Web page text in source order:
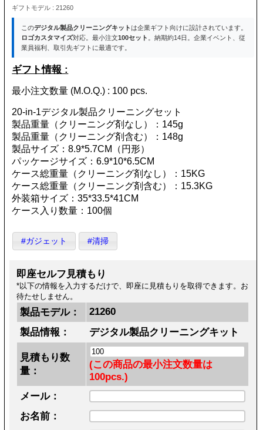
ギフトモデル : 21260
このデジタル製品クリーニングキットは企業ギフト向けに設計されています。
ロゴカスタマイズ対応。最小注文100セット
。納期約14日。企業イベント、従
業員福利、取引先ギフトに最適です。
ギフト情報 :
最小注文数量 (M.O.Q.) : 100 pcs.
20-in-1デジタル製品クリーニングセット
製品重量（クリーニング剤なし）：145g
製品重量（クリーニング剤含む）：148g
製品サイズ：8.9*5.7CM（円形）
パッケージサイズ：6.9*10*6.5CM
ケース総重量（クリーニング剤なし）：15KG
ケース総重量（クリーニング剤含む）：15.3KG
外装箱サイズ：35*33.5*41CM
ケース入り数量：100個
#ガジェット #清掃
即座セルフ見積もり
*以下の情報を入力するだけで、即座に見積もりを取得できます。お
待たせしません。
製品モデル：
21260
製品情報：
デジタル製品クリーニングキット
見積もり数
量：
(この商品の最小注文数量は
100pcs.)
メール：
お名前：